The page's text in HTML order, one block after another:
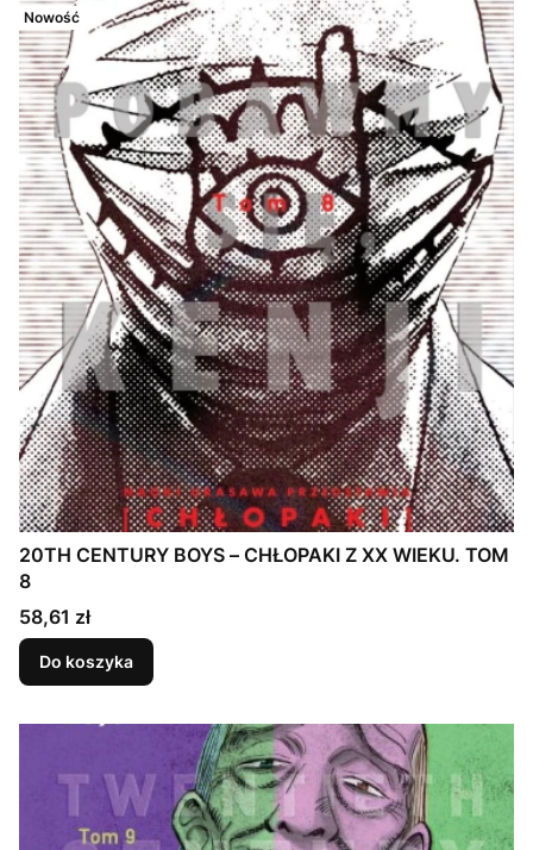
Nowość
20TH CENTURY BOYS – CHŁOPAKI Z XX WIEKU. TOM
8
Cena
58,61 zł
Do koszyka